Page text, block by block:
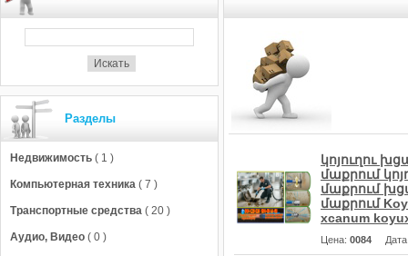
Разделы
Недвижимость ( 1 )
Компьютерная техника ( 7 )
Транспортные средства ( 20 )
Аудио, Видео ( 0 )
կոյուղու
մաքրում
մաքրում
մաքրում
xcanum
Цена: 0084 Дата